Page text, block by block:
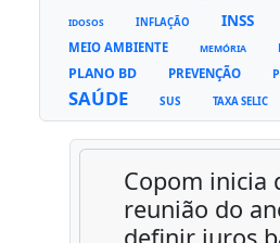
IDOSOS INFLAÇÃO INSS
MEIO AMBIENTE MEMÓRIA
PLANO BD PREVENÇÃO
SAÚDE SUS TAXA SELIC
Copom inicia
reunião do